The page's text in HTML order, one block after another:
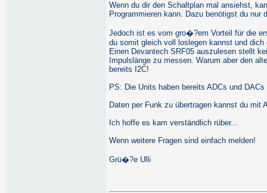
Wenn du dir den Schaltplan mal ansiehst,
Programmieren kann. Dazu benötigst du nur
Jedoch ist es vom gro�?em Vorteil für die
du somit gleich voll loslegen kannst und
Einen Devantech SRF05 auszulesen stellt
Impulslänge zu messen. Warum aber den
bereits I2C!
PS: Die Units haben bereits ADCs und DACs
Daten per Funk zu übertragen kannst du mit
Ich hoffe es kam verständlich rüber...
Wenn weitere Fragen sind einfach melden!
Grü�?e Ulli